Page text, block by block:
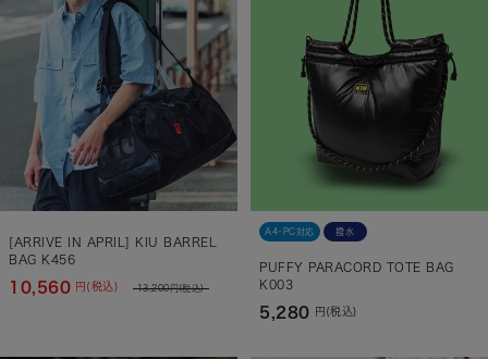
[ARRIVE IN APRIL] KIU BARREL
BAG K456
10,560 円(税込) 13,200円(税込)
A4・PC対応 撥水
PUFFY PARACORD TOTE BAG
K003
5,280 円(税込)